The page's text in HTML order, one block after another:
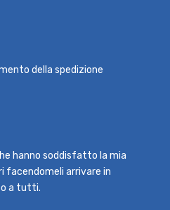
della spedizione
hanno soddisfatto la mia
facendomeli arrivare in
a tutti.